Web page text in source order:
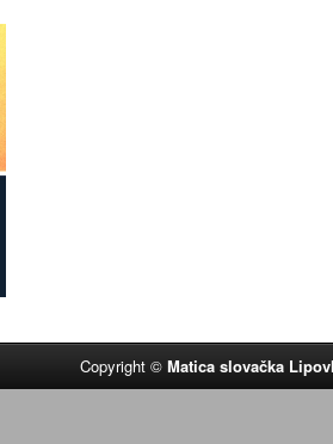
Copyright ©Matica slovačka